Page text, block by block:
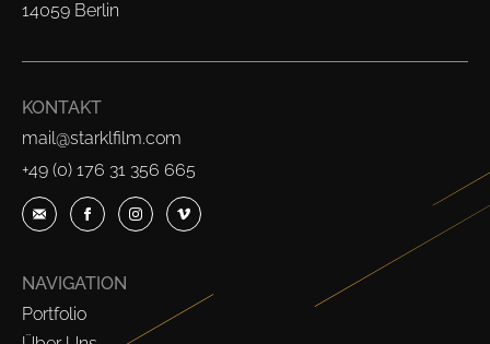
14059 Berlin
KONTAKT
mail@starklfilm.com
+49 (0) 176 31 356 665
NAVIGATION
Portfolio